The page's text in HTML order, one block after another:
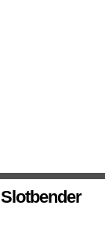
Slotbender